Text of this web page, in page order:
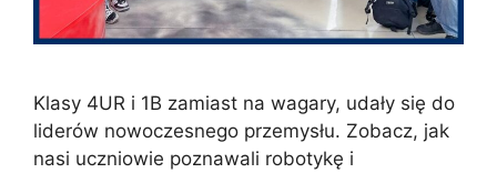
Klasy 4UR i 1B zamiast na wagary, udały się do
liderów nowoczesnego przemysłu. Zobacz, jak
nasi uczniowie poznawali robotykę i